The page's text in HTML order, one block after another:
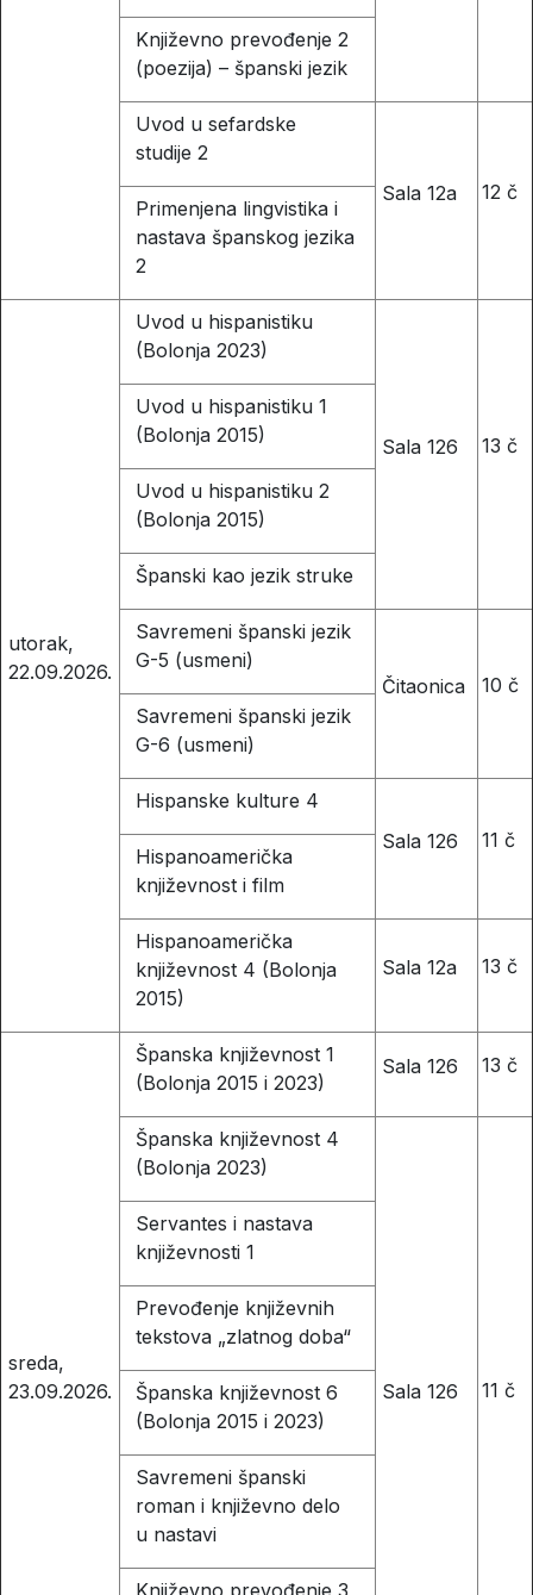
Književno prevođenje 2
(poezija) – španski jezik
Uvod u sefardske
studije 2
Sala 12a
12 č
Primenjena lingvistika i
nastava španskog jezika
2
utorak,
22.09.2026.
Uvod u hispanistiku
(Bolonja 2023)
Sala 126 13 č
Uvod u hispanistiku 1
(Bolonja 2015)
Uvod u hispanistiku 2
(Bolonja 2015)
Španski kao jezik struke
Savremeni španski jezik
G-5 (usmeni)
Čitaonica
10 č
Savremeni španski jezik
G-6 (usmeni)
Hispanske kulture 4
Sala 126
11 č
Hispanoamerička
književnost i film
Hispanoamerička
književnost 4 (Bolonja
2015)
Sala 12a 13 č
sreda,
23.09.2026.
Španska književnost 1
(Bolonja 2015 i 2023)
Sala 126 13 č
Španska književnost 4
(Bolonja 2023)
Sala 126 11 č
Servantes i nastava
književnosti 1
Prevođenje književnih
tekstova „zlatnog doba“
Španska književnost 6
(Bolonja 2015 i 2023)
Savremeni španski
roman i književno delo
u nastavi